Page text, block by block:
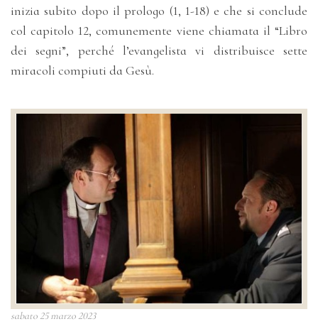
inizia subito dopo il prologo (1, 1-18) e che si conclude
col capitolo 12, comunemente viene chiamata il “Libro
dei segni”, perché l’evangelista vi distribuisce sette
miracoli compiuti da Gesù.
sabato 25 marzo 2023